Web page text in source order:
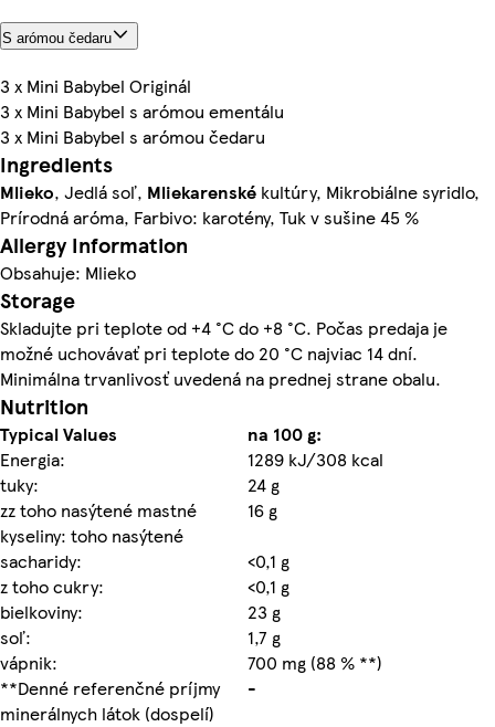
S arómou čedaru
3 x Mini Babybel Originál
3 x Mini Babybel s arómou ementálu
3 x Mini Babybel s arómou čedaru
Ingredients
Mlieko, Jedlá soľ, Mliekarenské kultúry, Mikrobiálne syridlo,
Prírodná aróma, Farbivo: karotény, Tuk v sušine 45 %
Allergy Information
Obsahuje: Mlieko
Storage
Skladujte pri teplote od +4 °C do +8 °C. Počas predaja je
možné uchovávať pri teplote do 20 °C najviac 14 dní.
Minimálna trvanlivosť uvedená na prednej strane obalu.
Nutrition
Typical Values
na 100 g:
Energia:
1289 kJ/308 kcal
tuky:
24 g
zz toho nasýtené mastné
kyseliny: toho nasýtené
16 g
sacharidy:
<0,1 g
z toho cukry:
<0,1 g
bielkoviny:
23 g
soľ:
1,7 g
vápnik:
700 mg (88 % **)
**Denné referenčné príjmy
minerálnych látok (dospelí)
-